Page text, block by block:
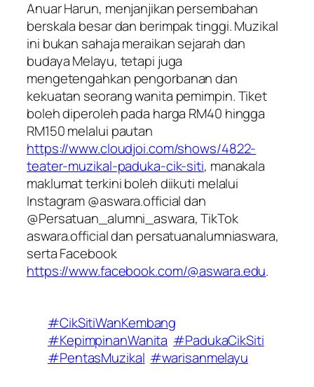
Anuar Harun, menjanjikan persembahan
berskala besar dan berimpak tinggi. Muzikal
ini bukan sahaja meraikan sejarah dan
budaya Melayu, tetapi juga
mengetengahkan pengorbanan dan
kekuatan seorang wanita pemimpin. Tiket
boleh diperoleh pada harga RM40 hingga
RM150 melalui pautan
https://www.cloudjoi.com/shows/4822-
teater-muzikal-paduka-cik-siti, manakala
maklumat terkini boleh diikuti melalui
Instagram @aswara.official dan
@Persatuan_alumni_aswara, TikTok
aswara.official dan persatuanalumniaswara,
serta Facebook
https://www.facebook.com/@aswara.edu.
#CikSitiWanKembang
#KepimpinanWanita #PadukaCikSiti
#PentasMuzikal #warisanmelayu